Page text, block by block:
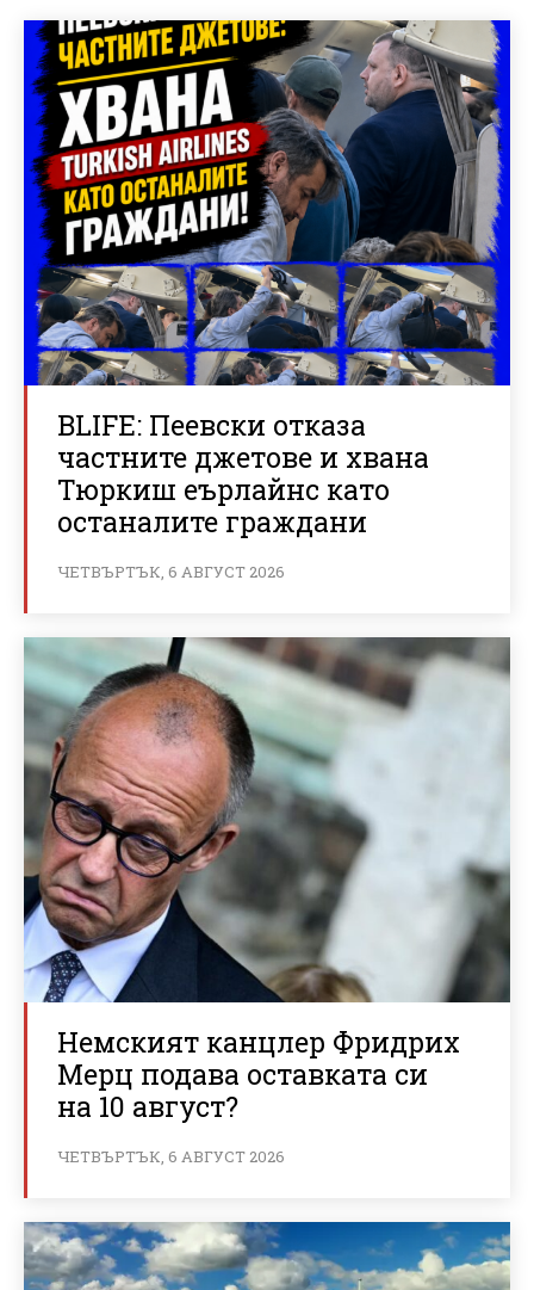
BLIFE: Пеевски отказа
частните джетове и хвана
Тюркиш еърлайнс като
останалите граждани
ЧЕТВЪРТЪК, 6 АВГУСТ 2026
Немският канцлер Фридрих
Мерц подава оставката си
на 10 август?
ЧЕТВЪРТЪК, 6 АВГУСТ 2026